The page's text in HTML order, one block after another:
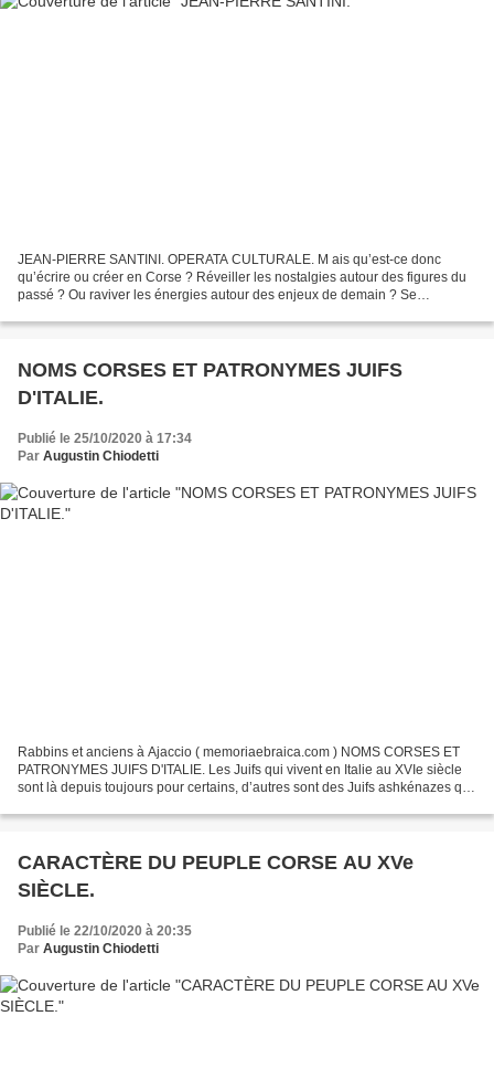
JEAN-PIERRE SANTINI. OPERATA CULTURALE. M ais qu’est-ce donc
qu’écrire ou créer en Corse ? Réveiller les nostalgies autour des figures du
passé ? Ou raviver les énergies autour des enjeux de demain ? Se
NOMS CORSES ET PATRONYMES JUIFS
D'ITALIE.
Publié le 25/10/2020 à 17:34
Par Augustin Chiodetti
Rabbins et anciens à Ajaccio ( memoriaebraica.com ) NOMS CORSES ET
PATRONYMES JUIFS D'ITALIE. Les Juifs qui vivent en Italie au XVIe siècle
sont là depuis toujours pour certains, d’autres sont des Juifs ashkénazes qui,
CARACTÈRE DU PEUPLE CORSE AU XVe
SIÈCLE.
Publié le 22/10/2020 à 20:35
Par Augustin Chiodetti